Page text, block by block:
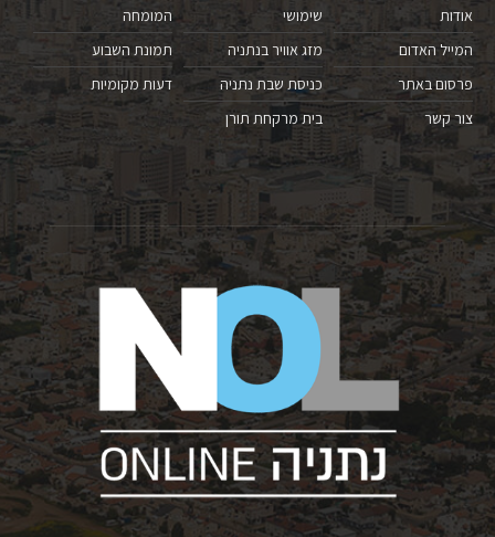
אודות
המייל האדום
פרסום באתר
צור קשר
שימושי
מזג אוויר בנתניה
כניסת שבת נתניה
בית מרקחת תורן
המומחה
תמונת השבוע
דעות מקומיות